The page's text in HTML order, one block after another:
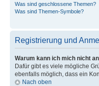
Was sind geschlossene Themen?
Was sind Themen-Symbole?
Registrierung und
Warum kann ich mich nicht
Dafür gibt es viele mögliche
ebenfalls möglich, dass ein
Nach oben